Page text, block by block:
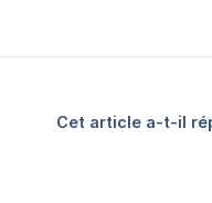
Cet article a-t-il